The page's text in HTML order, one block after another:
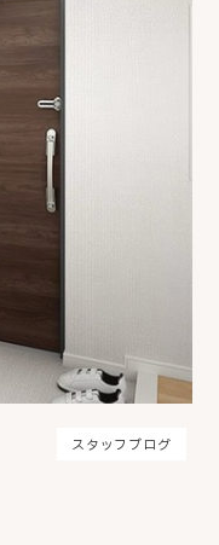
スタッフブログ